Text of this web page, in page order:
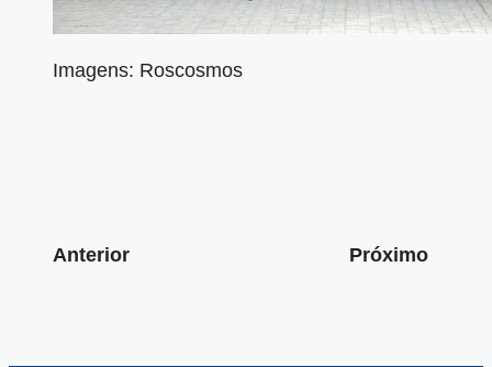
Imagens: Roscosmos
Anterior Próximo